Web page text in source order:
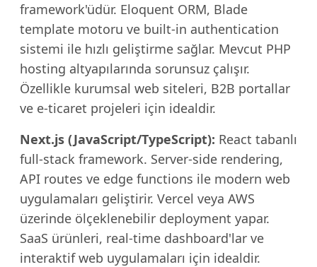
framework'üdür. Eloquent ORM, Blade
template motoru ve built-in authentication
sistemi ile hızlı geliştirme sağlar. Mevcut PHP
hosting altyapılarında sorunsuz çalışır.
Özellikle kurumsal web siteleri, B2B portallar
ve e-ticaret projeleri için idealdir.
Next.js (JavaScript/TypeScript): React tabanlı
full-stack framework. Server-side rendering,
API routes ve edge functions ile modern web
uygulamaları geliştirir. Vercel veya AWS
üzerinde ölçeklenebilir deployment yapar.
SaaS ürünleri, real-time dashboard'lar ve
interaktif web uygulamaları için idealdir.